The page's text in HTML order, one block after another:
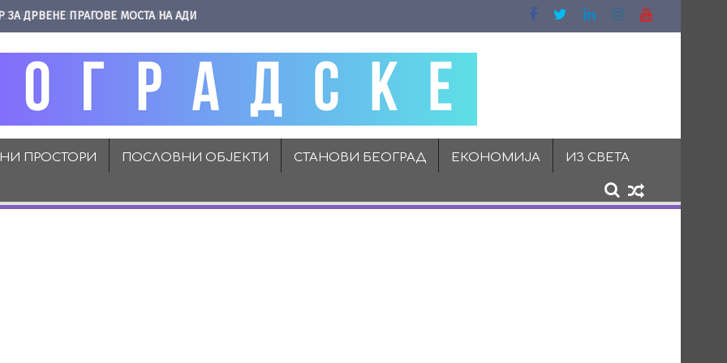
ЗА ДРВЕНЕ ПРАГОВЕ МОСТА НА АДИ
ПРОСТОРИ ПОСЛОВНИ ОБЈЕКТИ СТАНОВИ БЕОГРАД ЕКОНОМИЈА ИЗ СВЕТА